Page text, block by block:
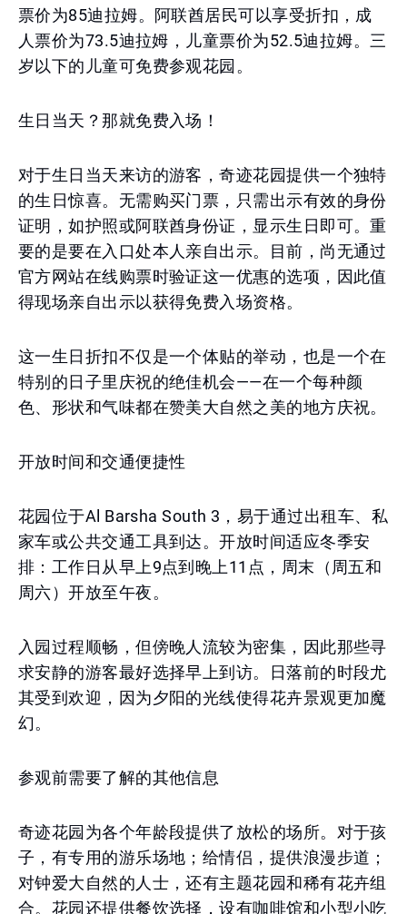
票价为85迪拉姆。阿联酋居民可以享受折扣，成
人票价为73.5迪拉姆，儿童票价为52.5迪拉姆。三
岁以下的儿童可免费参观花园。
生日当天？那就免费入场！
对于生日当天来访的游客，奇迹花园提供一个独特
的生日惊喜。无需购买门票，只需出示有效的身份
证明，如护照或阿联酋身份证，显示生日即可。重
要的是要在入口处本人亲自出示。目前，尚无通过
官方网站在线购票时验证这一优惠的选项，因此值
得现场亲自出示以获得免费入场资格。
这一生日折扣不仅是一个体贴的举动，也是一个在
特别的日子里庆祝的绝佳机会——在一个每种颜
色、形状和气味都在赞美大自然之美的地方庆祝。
开放时间和交通便捷性
花园位于Al Barsha South 3，易于通过出租车、私
家车或公共交通工具到达。开放时间适应冬季安
排：工作日从早上9点到晚上11点，周末（周五和
周六）开放至午夜。
入园过程顺畅，但傍晚人流较为密集，因此那些寻
求安静的游客最好选择早上到访。日落前的时段尤
其受到欢迎，因为夕阳的光线使得花卉景观更加魔
幻。
参观前需要了解的其他信息
奇迹花园为各个年龄段提供了放松的场所。对于孩
子，有专用的游乐场地；给情侣，提供浪漫步道；
对钟爱大自然的人士，还有主题花园和稀有花卉组
合。花园还提供餐饮选择，设有咖啡馆和小型小吃